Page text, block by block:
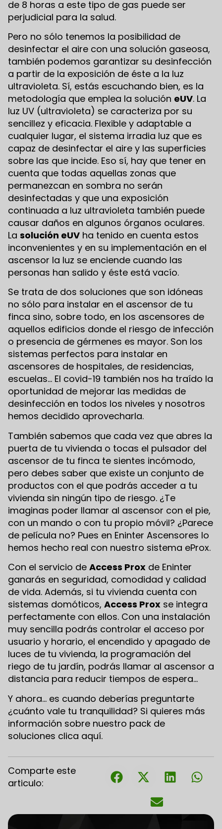
de 8 horas a este tipo de gas puede ser
perjudicial para la salud.
Pero no sólo tenemos la posibilidad de
desinfectar el aire con una solución gaseosa,
también podemos garantizar su desinfección
a partir de la exposición de éste a la luz
ultravioleta. Sí, estás escuchando bien, es la
metodología que emplea la solución eUV. La
luz UV (ultravioleta) se caracteriza por su
sencillez y eficacia. Flexible y adaptable a
cualquier lugar, el sistema irradia luz que es
capaz de desinfectar el aire y las superficies
sobre las que incide. Eso sí, hay que tener en
cuenta que todas aquellas zonas que
permanezcan en sombra no serán
desinfectadas y que una exposición
continuada a luz ultravioleta también puede
causar daños en algunos órganos oculares.
La solución eUV ha tenido en cuenta estos
inconvenientes y en su implementación en el
ascensor la luz se enciende cuando las
personas han salido y éste está vacío.
Se trata de dos soluciones que son idóneas
no sólo para instalar en el ascensor de tu
finca sino, sobre todo, en los ascensores de
aquellos edificios donde el riesgo de infección
o presencia de gérmenes es mayor. Son los
sistemas perfectos para instalar en
ascensores de hospitales, de residencias,
escuelas… El covid-19 también nos ha traído la
oportunidad de mejorar las medidas de
desinfección en todos los niveles y nosotros
hemos decidido aprovecharla.
También sabemos que cada vez que abres la
puerta de tu vivienda o tocas el pulsador del
ascensor de tu finca te sientes incómodo,
pero debes saber que existe un conjunto de
productos con el que podrás acceder a tu
vivienda sin ningún tipo de riesgo. ¿Te
imaginas poder llamar al ascensor con el pie,
con un mando o con tu propio móvil? ¿Parece
de película no? Pues en Eninter Ascensores lo
hemos hecho real con nuestro sistema eProx.
Con el servicio de Access Prox de Eninter
ganarás en seguridad, comodidad y calidad
de vida. Además, si tu vivienda cuenta con
sistemas domóticos, Access Prox se integra
perfectamente con ellos. Con una instalación
muy sencilla podrás controlar el acceso por
usuario y horario, el encendido y apagado de
luces de tu vivienda, la programación del
riego de tu jardín, podrás llamar al ascensor a
distancia para reducir tiempos de espera…
Y ahora… es cuando deberías preguntarte
¿cuánto vale tu tranquilidad? Si quieres más
información sobre nuestro pack de
soluciones clica aquí.
Comparte este
articulo: